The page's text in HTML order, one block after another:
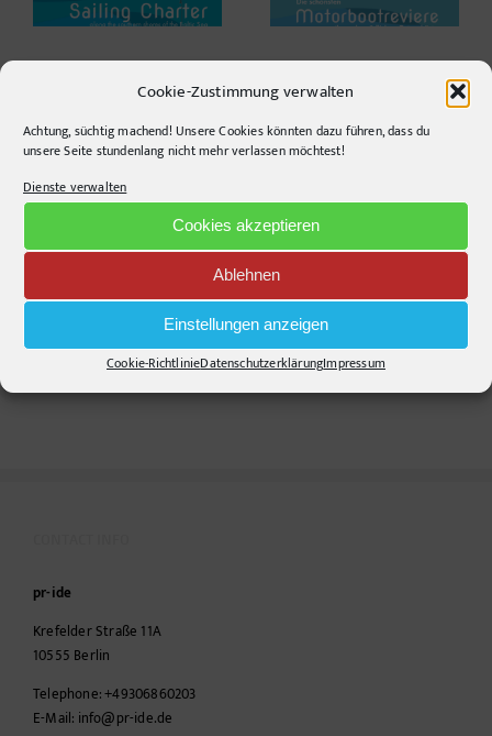
Cookie-Zustimmung verwalten
Achtung, süchtig machend! Unsere Cookies könnten dazu führen, dass du
unsere Seite stundenlang nicht mehr verlassen möchtest!
Dienste verwalten
Cookies akzeptieren
Ablehnen
Einstellungen anzeigen
Cookie-RichtlinieDatenschutzerklärungImpressum
Kontakt
pr-ide
Krefelder Straße 11A
10555 Berlin
Telephone:+49306860203
E-Mail: info@pr-ide.de